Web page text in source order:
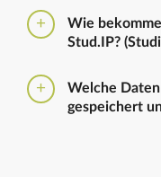
folgenden
universitäre E-
nicht die
eingetragen
Wie
Stud.IP?
euren
Welche
gespeichert